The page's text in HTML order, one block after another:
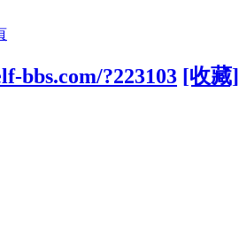
bbs.com/?223103 [收藏]